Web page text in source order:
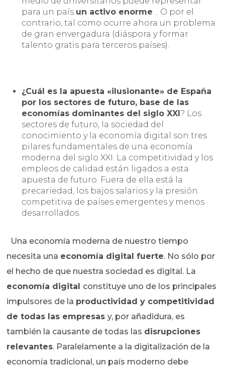
para un país un activo enorme… O por el
contrario, tal como ocurre ahora un problema
de gran envergadura (diáspora y formar
talento gratis para terceros países).
¿Cuál es la apuesta «ilusionante» de España
por los sectores de futuro, base de las
economías dominantes del siglo XXI? Los
sectores de futuro, la sociedad del
conocimiento y la economía digital son tres
pilares fundamentales de una economía
moderna del siglo XXI. La competitividad y los
empleos de calidad están ligados a esta
apuesta de futuro. Fuera de ella está la
precariedad, los bajos salarios y la presión
competitiva de países emergentes y menos
desarrollados.
Una economía moderna de nuestro tiempo
necesita una economía digital fuerte. No sólo por
el hecho de que nuestra sociedad es digital. La
economía digital constituye uno de los principales
impulsores de la productividad y competitividad
de todas las empresasy, por añadidura, es
también la causante de todas las disrupciones
relevantes. Paralelamente a la digitalización de la
economía tradicional, un país moderno debe